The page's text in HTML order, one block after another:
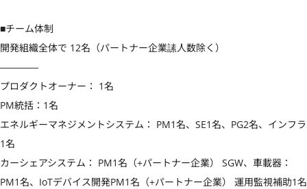
■チーム体制
開発組織全体で 12名（パートナー企業䛾人数除く）
――――
プロダクトオーナー： 1名
PM統括：1名
エネルギーマネジメントシステム： PM1名、SE1名、PG2名、インフラ
1名
カーシェアシステム： PM1名（+パートナー企業） SGW、車載器：
PM1名、IoTデバイス開発PM1名（+パートナー企業） 運用監視補助1名